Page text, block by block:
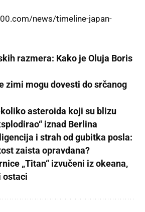
news/timeline-japan-
razmera: Kako je Oluja Boris
zimi mogu dovesti do srčanog
asteroida koji su blizu
iznad Berlina
i strah od gubitka posla:
zaista opravdana?
„Titan“ izvučeni iz okeana,
ostaci